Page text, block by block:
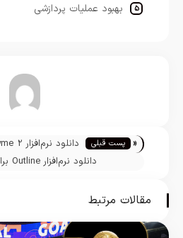
بهبود عملیات پردازشی
تیم تحریریه « پست قبلی
دانلود نرم‌افزار Tyme 2 برای مک
دانلود نرم‌افزار Outline برای مک
مقالات مرتبط